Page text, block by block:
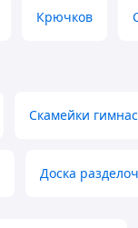
Крючков
Скамейки
Доска